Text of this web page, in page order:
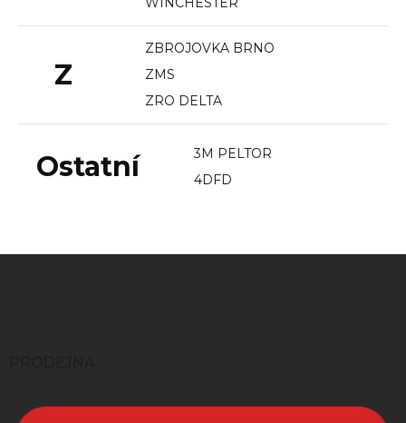
Z
ZBROJOVKA BRNO
ZMS
ZRO DELTA
Ostatní
3M PELTOR
4DFD